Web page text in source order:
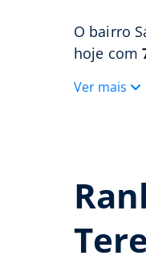
O bairro
hoje com
Ver mais